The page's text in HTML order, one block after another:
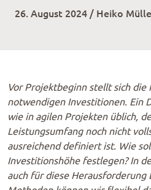
26. August 2024 / Heiko
Vor Projektbeginn stellt sich die
notwendigen Investitionen. Ein
wie in agilen Projekten üblich,
Leistungsumfang noch nicht
ausreichend definiert ist. Wie
Investitionshöhe festlegen? In
auch für diese Herausforderung